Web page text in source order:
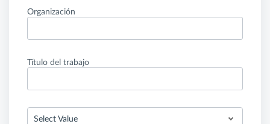
Organización
Título del trabajo
Select Value